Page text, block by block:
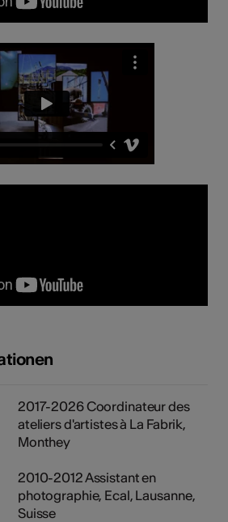
2017-2026 Coordinateur des
ateliers d'artistes à La Fabrik,
Monthey
2010-2012 Assistant en
photographie, Ecal, Lausanne,
Suisse